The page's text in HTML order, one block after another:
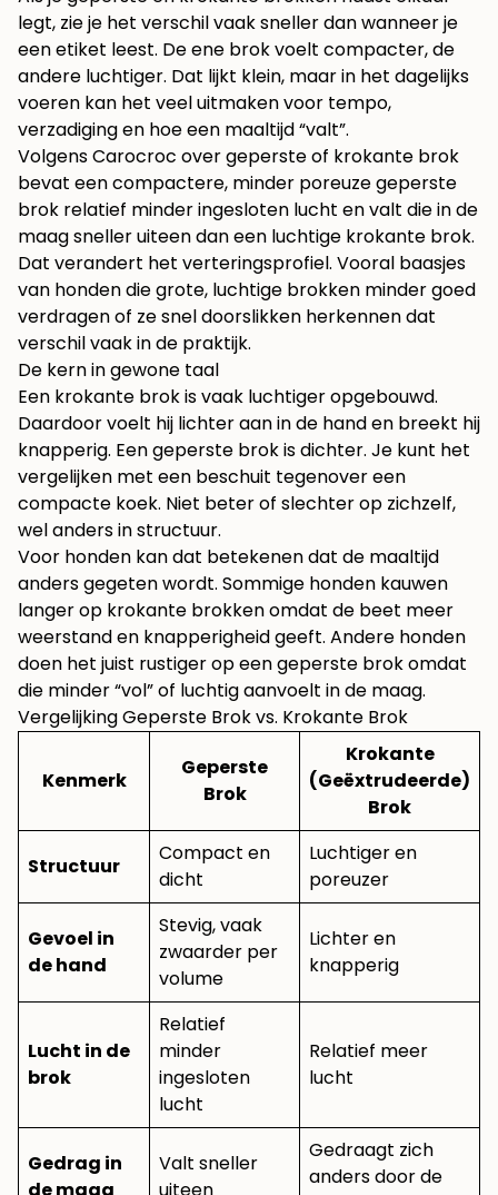
legt, zie je het verschil vaak sneller dan wanneer je
een etiket leest. De ene brok voelt compacter, de
andere luchtiger. Dat lijkt klein, maar in het dagelijks
voeren kan het veel uitmaken voor tempo,
verzadiging en hoe een maaltijd “valt”.
VolgensCarocroc over geperste of krokante brok
bevat een compactere, minder poreuze geperste
brok relatief minder ingesloten lucht en valt die in de
maag sneller uiteen dan een luchtige krokante brok.
Dat verandert het verteringsprofiel. Vooral baasjes
van honden die grote, luchtige brokken minder goed
verdragen of ze snel doorslikken herkennen dat
verschil vaak in de praktijk.
De kern in gewone taal
Een krokante brok is vaak luchtiger opgebouwd.
Daardoor voelt hij lichter aan in de hand en breekt hij
knapperig. Een geperste brok is dichter. Je kunt het
vergelijken met een beschuit tegenover een
compacte koek. Niet beter of slechter op zichzelf,
wel anders in structuur.
Voor honden kan dat betekenen dat de maaltijd
anders gegeten wordt. Sommige honden kauwen
langer op krokante brokken omdat de beet meer
weerstand en knapperigheid geeft. Andere honden
doen het juist rustiger op een geperste brok omdat
die minder “vol” of luchtig aanvoelt in de maag.
Vergelijking Geperste Brok vs. Krokante Brok
Kenmerk
Geperste
Brok
Krokante
(Geëxtrudeerde)
Brok
Structuur
Compact en
dicht
Luchtiger en
poreuzer
Gevoel in
de hand
Stevig, vaak
zwaarder per
volume
Lichter en
knapperig
Lucht in de
brok
Relatief
minder
ingesloten
lucht
Relatief meer
lucht
Gedrag in
Valt sneller
Gedraagt zich
anders door de